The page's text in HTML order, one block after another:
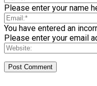
Please enter your name
You have entered an
Please enter your email